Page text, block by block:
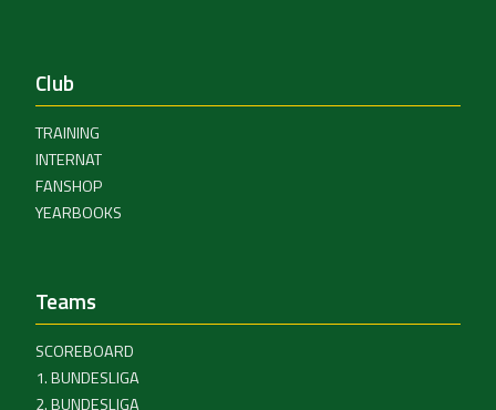
Club
TRAINING
INTERNAT
FANSHOP
YEARBOOKS
Teams
SCOREBOARD
1. BUNDESLIGA
2. BUNDESLIGA